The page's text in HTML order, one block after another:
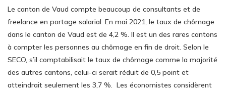
Le canton de Vaud compte beaucoup de consultants et de
freelance en portage salarial. En mai 2021, le taux de chômage
dans le canton de Vaud est de 4,2 %. Il est un des rares cantons
à compter les personnes au chômage en fin de droit. Selon le
SECO, s’il comptabilisait le taux de chômage comme la majorité
des autres cantons, celui-ci serait réduit de 0,5 point et
atteindrait seulement les 3,7 %. Les économistes considèrent